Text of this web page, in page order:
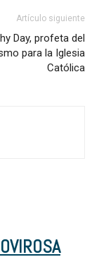
Artículo siguiente
Day, profeta del
para la Iglesia
Católica